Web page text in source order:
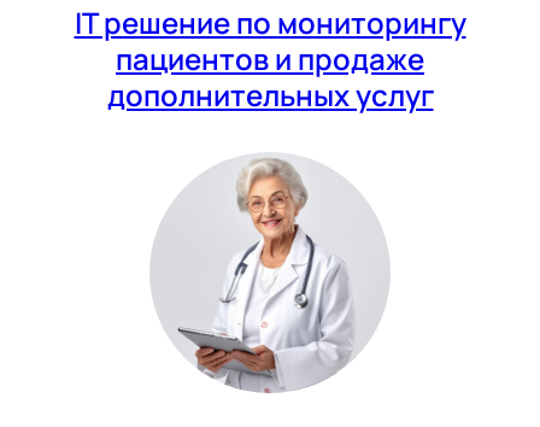
IT решение по мониторингу
пациентов и продаже
дополнительных услуг